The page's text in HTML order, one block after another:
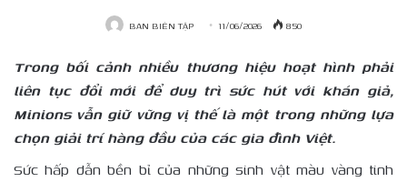
BAN BIÊN TẬP 11/06/2026 850
Trong bối cảnh nhiều thương hiệu hoạt hình phải
liên tục đổi mới để duy trì sức hút với khán giả,
Minions vẫn giữ vững vị thế là một trong những lựa
chọn giải trí hàng đầu của các gia đình Việt.
Sức hấp dẫn bền bỉ của những sinh vật màu vàng tinh